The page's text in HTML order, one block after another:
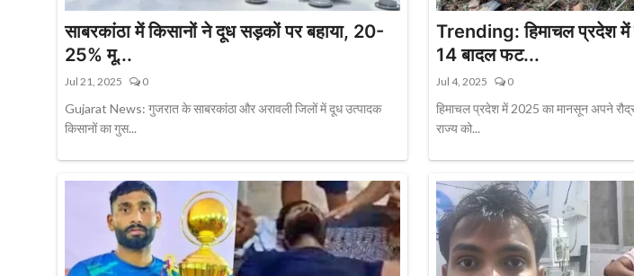
साबरकांठा में किसानों ने दूध सड़कों पर बहाया, 20-
25% मू...
Jul 21, 2025 0
Gujarat News: गुजरात के साबरकांठा और अरावली जिलों में दूध उत्पादक
किसानों का गुस...
Trending: हिमाचल प्रदेश में
14 बादल फट...
Jul 4, 2025 0
हिमाचल प्रदेश में 2025 का मानसून अपने
राज्य को...